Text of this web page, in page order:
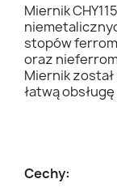
Miernik
stopów
oraz
Miernik
łatwą
Cechy: